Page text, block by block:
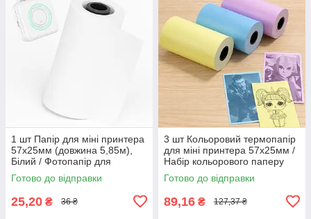
1 шт Папір для міні принтера
57х25мм (довжина 5,85м),
Білий / Фотопапір для
принтера / Термопапір для
міні принтера
Готово до відправки
25,20 ₴ 36 ₴
3 шт Кольоровий термопапір
для міні принтера 57х25мм /
Набір кольорового паперу
для термопринтера / Папір
для міні принтера
Готово до відправки
89,16 ₴ 127,37 ₴